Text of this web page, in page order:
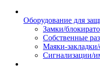
Оборудование для
Замки/
Собственные
Маяки-
Сигнализации/